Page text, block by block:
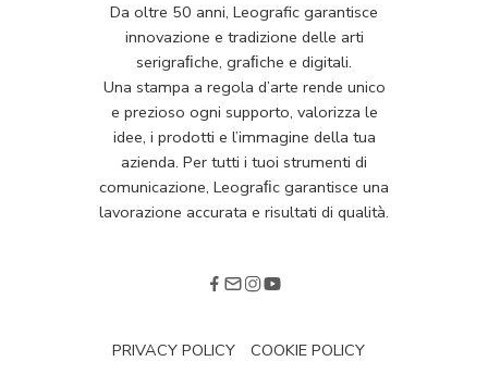
Da oltre 50 anni, Leografic garantisce
innovazione e tradizione delle arti
serigraﬁche, graﬁche e digitali.
Una stampa a regola d’arte rende unico
e prezioso ogni supporto, valorizza le
idee, i prodotti e l’immagine della tua
azienda. Per tutti i tuoi strumenti di
comunicazione, Leograﬁc garantisce una
lavorazione accurata e risultati di qualità.
PRIVACY POLICY
COOKIE POLICY